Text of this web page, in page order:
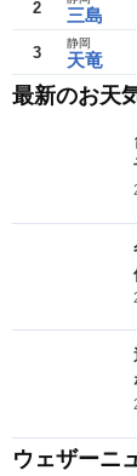
2 三島
3 天竜
静岡
最新のお天
ウェザーニ